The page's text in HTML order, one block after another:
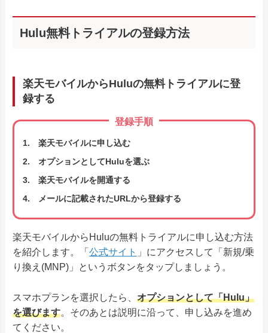
Hulu無料トライアルの登録方法
楽天モバイルからHuluの無料トライアルに登
録する
登録手順
楽天モバイルに申し込む
オプションとしてHuluを選ぶ
楽天モバイルを開通する
メールに記載されたURLから登録する
楽天モバイルからHuluの無料トライアルに申し込む方法
を紹介します。「 公式サイト 」にアクセスして「新規/乗
り換え(MNP)」というボタンをタップしましょう。
スマホプランを選択したら、 オプションとして「Hulu」
を選びます。そのあとは説明に沿って、申し込みを進め
てください。